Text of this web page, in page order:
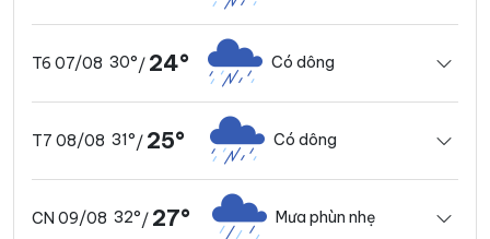
T6 07/08 30°/ 24° Có dông
T7 08/08 31°/ 25° Có dông
CN 09/08 32°/ 27° Mưa phùn nhẹ